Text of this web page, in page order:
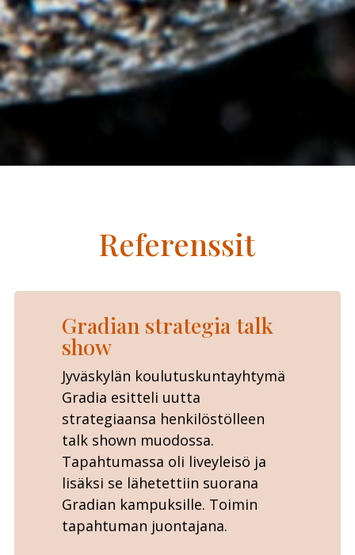
Referenssit
Gradian strategia talk
show
Jyväskylän koulutuskuntayhtymä
Gradia esitteli uutta
strategiaansa henkilöstölleen
talk shown muodossa.
Tapahtumassa oli liveyleisö ja
lisäksi se lähetettiin suorana
Gradian kampuksille. Toimin
tapahtuman juontajana.